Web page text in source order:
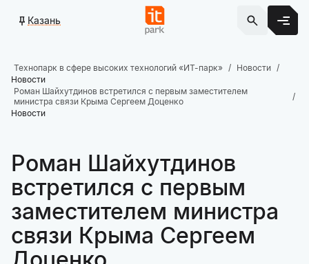
Казань
Технопарк в сфере высоких технологий «ИТ-парк»
Новости
Новости
Роман Шайхутдинов встретился с первым заместителем
министра связи Крыма Сергеем Доценко
Новости
Роман Шайхутдинов
встретился с первым
заместителем министра
связи Крыма Сергеем